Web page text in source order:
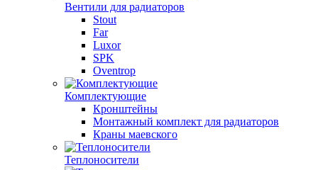
Вентили для радиаторов
Stout
Far
Luxor
SPK
Oventrop
Комплектующие
Кронштейны
Монтажный комплект для радиаторов
Краны маевского
Теплоносители